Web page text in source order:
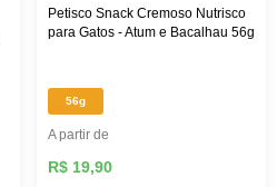
Petisco Snack Cremoso Nutrisco
para Gatos - Atum e Bacalhau 56g
56g
A partir de
R$ 19,90